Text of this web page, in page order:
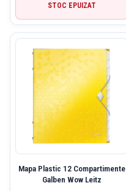
STOC EPUIZAT
Mapa Plastic 12 Compartimente
Galben Wow Leitz